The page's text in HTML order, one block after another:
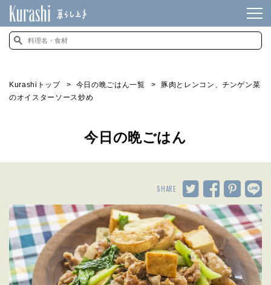
Kurashiトップ 今日の晩ごはん一覧
豚肉とレンコン、チンゲン菜
のオイスターソース炒め
今日の晩ごはん
SHARE